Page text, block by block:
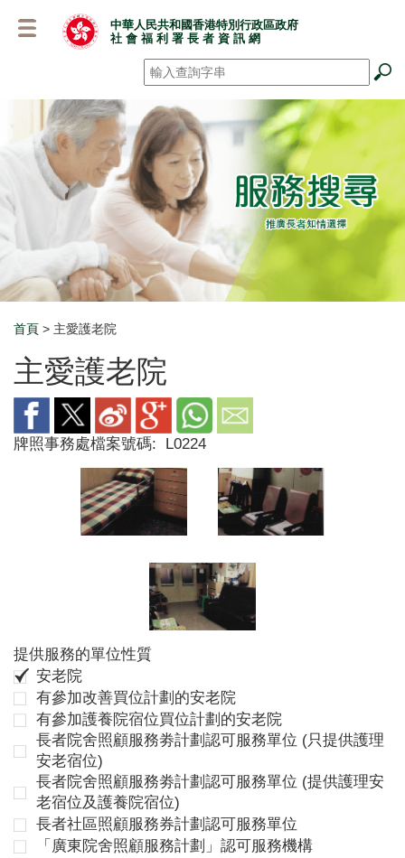
中華人民共和國香港特別行政區政府
社 會 福 利 署 長 者 資 訊 網
搜尋 *
Breadcrumb
首頁 > 主愛護老院
主愛護老院
牌照事務處檔案號碼: L0224
提供服務的單位性質
安老院
有參加改善買位計劃的安老院
有參加護養院宿位買位計劃的安老院
長者院舍照顧服務劵計劃認可服務單位 (只提供護理
安老宿位)
長者院舍照顧服務劵計劃認可服務單位 (提供護理安
老宿位及護養院宿位)
長者社區照顧服務券計劃認可服務單位
「廣東院舍照顧服務計劃」認可服務機構